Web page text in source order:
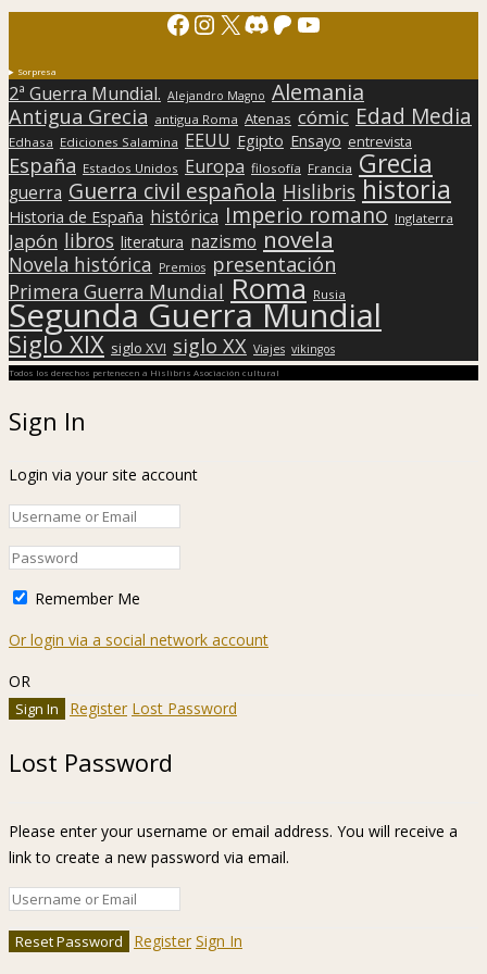
Facebook
Instagram
X Discord
Patreon
YouTube
Sorpresa
2ª Guerra Mundial. Alejandro Magno Alemania
Antigua Grecia antigua Roma Atenas cómic Edad Media
Edhasa Ediciones Salamina EEUU Egipto Ensayo entrevista
España Estados Unidos Europa filosofía Francia Grecia
guerra Guerra civil española Hislibris historia
Historia de España histórica Imperio romano Inglaterra
Japón libros literatura nazismo novela
Novela histórica Premios presentación
Primera Guerra Mundial Roma Rusia
Segunda Guerra Mundial
Siglo XIX siglo XVI siglo XX Viajes vikingos
Todos los derechos pertenecen a Hislibris Asociación cultural
Sign In
Login via your site account
Remember Me
Or login via a social network account
OR
Register Lost Password
Lost Password
Please enter your username or email address. You will receive a
link to create a new password via email.
Register Sign In